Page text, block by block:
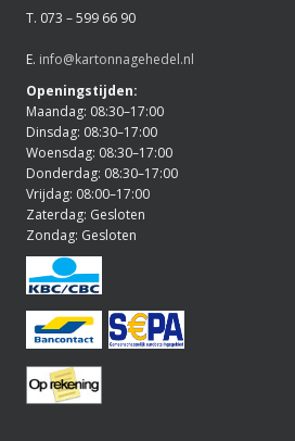
T. 073 – 599 66 90
E. info@kartonnagehedel.nl
Openingstijden:
Maandag: 08:30–17:00
Dinsdag: 08:30–17:00
Woensdag: 08:30–17:00
Donderdag: 08:30–17:00
Vrijdag: 08:00–17:00
Zaterdag: Gesloten
Zondag: Gesloten